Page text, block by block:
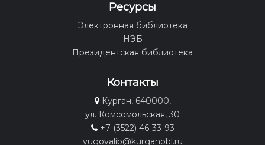
Ресурсы
Электронная библиотека
НЭБ
Президентская библиотека
Контакты
Курган, 640000,
ул. Комсомольская, 30
+7 (3522) 46-33-93
yugovalib@kurganobl.ru